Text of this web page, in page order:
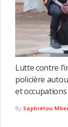
Lutte contre
policière
et
By Saphiétou